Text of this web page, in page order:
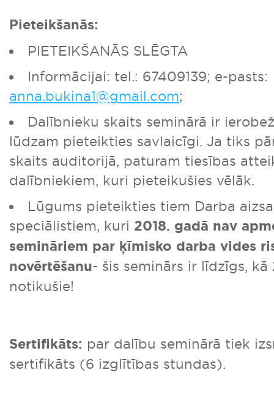
Pieteikšanās:
PIETEIKŠANĀS SLĒGTA
Informācijai: tel.: 67409139; e-pasts:
anna.bukina1@gmail.com;
Dalībnieku skaits seminārā ir
lūdzam pieteikties savlaicīgi. Ja tiks
skaits auditorijā, paturam tiesības
dalībniekiem, kuri pieteikušies vēlāk.
Lūgums pieteikties tiem Darba
speciālistiem, kuri 2018. gadā nav
semināriem par ķīmisko darba vides
novērtēšanu- šis seminārs ir līdzīgs, kā
notikušie!
Sertifikāts: par dalību seminārā tiek
sertifikāts (6 izglītības stundas).